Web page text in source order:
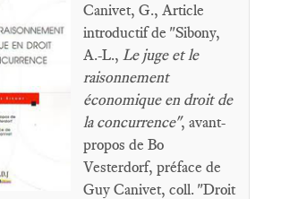
Canivet, G., Article
introductif de "Sibony,
A.-L., Le juge et le
raisonnement
économique en droit de
la concurrence", avant-
propos de Bo
Vesterdorf, préface de
Guy Canivet, coll. "Droit